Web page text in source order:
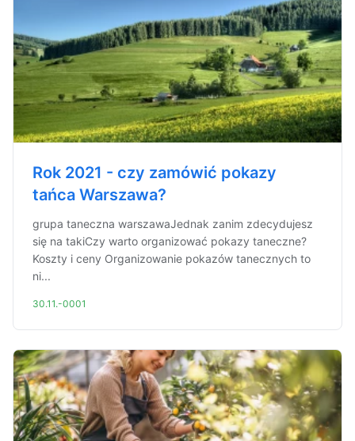
Rok 2021 - czy zamówić pokazy
tańca Warszawa?
grupa taneczna warszawaJednak zanim zdecydujesz
się na takiCzy warto organizować pokazy taneczne?
Koszty i ceny Organizowanie pokazów tanecznych to
ni...
30.11.-0001